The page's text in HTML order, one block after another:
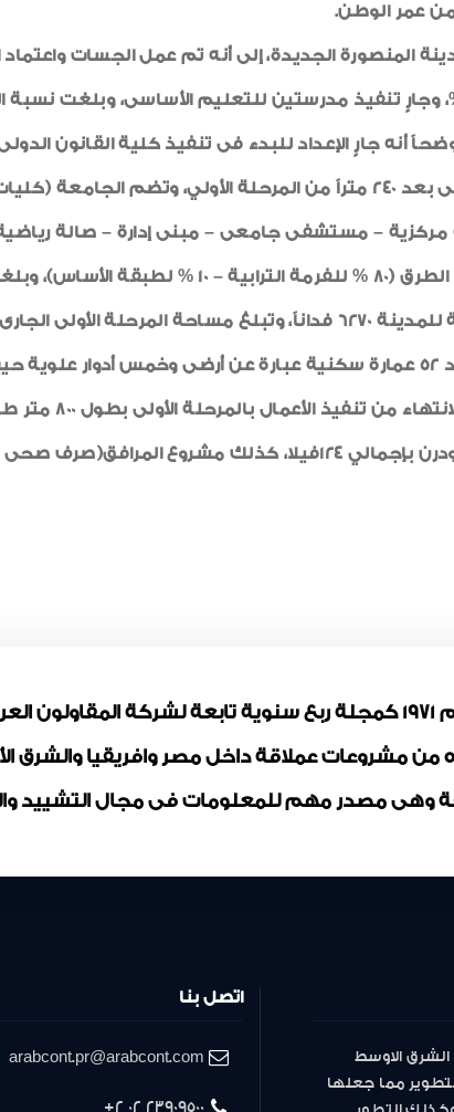
من عمر الوطن.
40 %، ومركز طبى، وبلغت نسبة تنفيذه 18 %، موضحاً أنه جارٍ الإعداد للبدء فى
والتى تبلغ مساحتها 67 فداناً جنوب المرحلة الثانية، وعلى بعد 240 متراً من
مركزية – مستشفى جامعى – مبنى إدارة – صالة
يذكر أن المقاولون العرب تنفذ أعمال إسكان دار مصر لعدد 52 عمارة سكنية عبارة
والداخلية
الثانية بطول 1400 متر إلى جانب تنفيذ مشروع الفيلات المودرن
مجلة المقاولون العرب تم ترخيصها عام 1971 كمجلة ربع سنوية تابعة
من مشروعات عملاقة داخل مصر وافريقيا
وهى مصدر مهم للمعلومات فى مجال التشييد
اتصل بنا
arabcont.pr@arabcont.com
23909500 02 2+
الاوسط
مما جعلها